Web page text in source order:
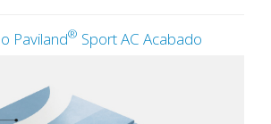
Paviland® Sport AC Acabado